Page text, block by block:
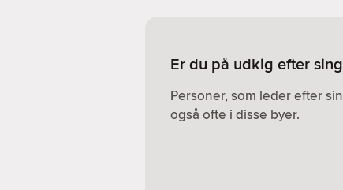
Er du på udkig efter
Personer, som leder efter
også ofte i disse byer.